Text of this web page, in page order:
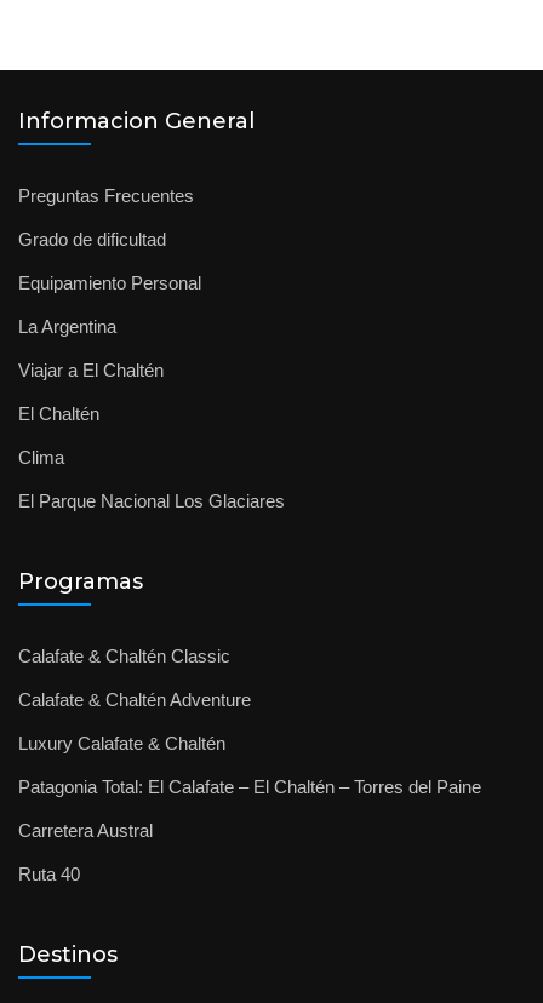
Informacion General
Preguntas Frecuentes
Grado de dificultad
Equipamiento Personal
La Argentina
Viajar a El Chaltén
El Chaltén
Clima
El Parque Nacional Los Glaciares
Programas
Calafate & Chaltén Classic
Calafate & Chaltén Adventure
Luxury Calafate & Chaltén
Patagonia Total: El Calafate – El Chaltén – Torres del Paine
Carretera Austral
Ruta 40
Destinos